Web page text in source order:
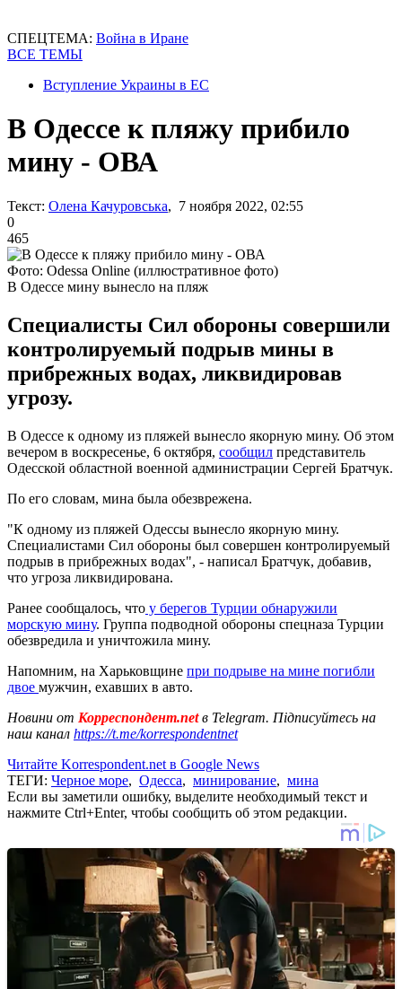
СПЕЦТЕМА: Война в Иране
ВСЕ ТЕМЫ
Вступление Украины в ЕС
В Одессе к пляжу прибило
мину - ОВА
Текст: Олена Качуровська, 7 ноября 2022, 02:55
0
465
Фото: Odessa Online (иллюстративное фото)
В Одессе мину вынесло на пляж
Специалисты Сил обороны совершили
контролируемый подрыв мины в
прибрежных водах, ликвидировав
угрозу.
В Одессе к одному из пляжей вынесло якорную мину. Об этом
вечером в воскресенье, 6 октября, сообщил представитель
Одесской областной военной администрации Сергей Братчук.
По его словам, мина была обезврежена.
"К одному из пляжей Одессы вынесло якорную мину.
Специалистами Сил обороны был совершен контролируемый
подрыв в прибрежных водах", - написал Братчук, добавив,
что угроза ликвидирована.
Ранее сообщалось, что у берегов Турции обнаружили
морскую мину. Группа подводной обороны спецназа Турции
обезвредила и уничтожила мину.
Напомним, на Харьковщине при подрыве на мине погибли
двое мужчин, ехавших в авто.
Новини от Корреспондент.netв Telegram. Підписуйтесь на
наш канал https://t.me/korrespondentnet
Читайте Korrespondent.net в Google News
ТЕГИ: Черное море, Одесса, минирование, мина
Если вы заметили ошибку, выделите необходимый текст и
нажмите Ctrl+Enter, чтобы сообщить об этом редакции.